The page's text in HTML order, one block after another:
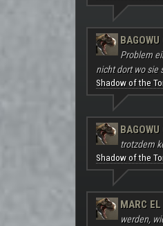
Problem
nicht dort wo sie
Shadow of the
trotzdem
Shadow of the
MARC
werden,